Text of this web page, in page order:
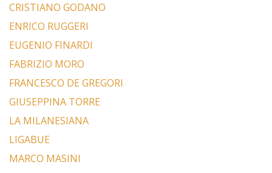
CRISTIANO GODANO
ENRICO RUGGERI
EUGENIO FINARDI
FABRIZIO MORO
FRANCESCO DE GREGORI
GIUSEPPINA TORRE
LA MILANESIANA
LIGABUE
MARCO MASINI